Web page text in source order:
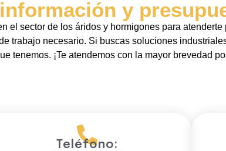
y
el sector de los áridos y hormigones para
trabajo necesario. Si buscas soluciones
tenemos. ¡Te atendemos con la mayor brevedad
Teléfono: